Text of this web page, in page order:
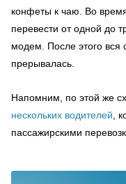
конфеты к чаю. Во
перевести от одной до
модем. После этого вся
прерывалась.
Напомним, по этой же
нескольких водителей ,
пассажирскими